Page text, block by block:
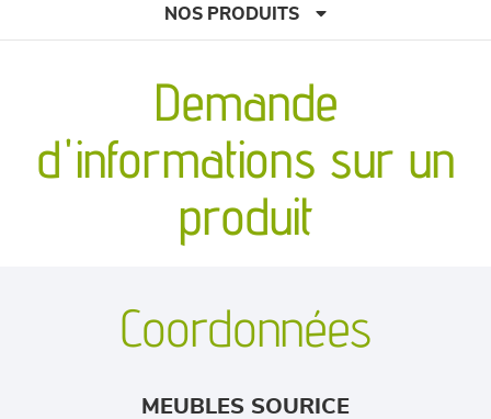
NOS PRODUITS
canapés et fauteuils
séjours
meubles de complément
chambres et dressing
Demande
d'informations sur un
produit
Coordonnées
MEUBLES SOURICE